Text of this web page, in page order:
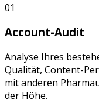
01
Account-Audit
Analyse Ihres
Qualität, Content-
mit anderen
der Höhe.